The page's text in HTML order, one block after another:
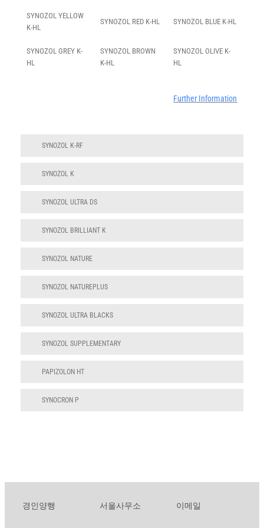
SYNOZOL YELLOW
K-HL
SYNOZOL RED K-HL SYNOZOL BLUE K-HL
SYNOZOL GREY K-
HL
SYNOZOL BROWN
K-HL
SYNOZOL OLIVE K-
HL
Further Information
SYNOZOL K-RF
SYNOZOL K
SYNOZOL ULTRA DS
SYNOZOL BRILLIANT K
SYNOZOL NATURE
SYNOZOL NATUREPLUS
SYNOZOL ULTRA BLACKS
SYNOZOL SUPPLEMENTARY
PAPIZOLON HT
SYNOCRON P
경인양행 서울사무소 이메일